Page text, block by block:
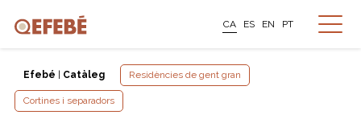
CA ES EN PT
Efebé Catàleg Residències de gent gran
Cortines i separadors